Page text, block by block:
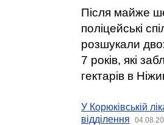
Після майже
поліцейські
розшукали
7 років, які
гектарів в
У Корюківській
відділення